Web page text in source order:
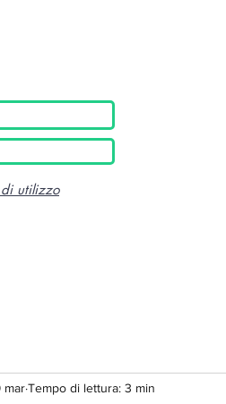
utilizzo
marTempo di lettura: 3 min